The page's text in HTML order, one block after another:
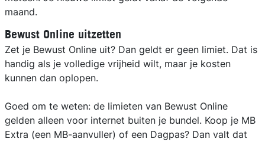
maand.
Bewust Online uitzetten
Zet je Bewust Online uit? Dan geldt er geen limiet. Dat is
handig als je volledige vrijheid wilt, maar je kosten
kunnen dan oplopen.
Goed om te weten: de limieten van Bewust Online
gelden alleen voor internet buiten je bundel. Koop je MB
Extra (een MB-aanvuller) of een Dagpas? Dan valt dat